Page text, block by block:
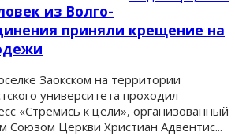
из Волго-
приняли крещение на
Заокском на территории
университета проходил
«Стремись к цели», организованный
Союзом Церкви Христиан Адвентис...